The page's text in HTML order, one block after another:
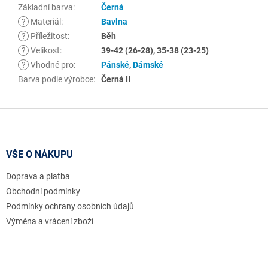
Základní barva:
Černá
?
Materiál :
Bavlna
?
Příležitost:
Běh
? Velikost:
39-42 (26-28), 35-38 (23-25)
? Vhodné pro: Pánské,Dámské
Barva podle výrobce: Černá II
VŠE O NÁKUPU
Doprava a platba
Obchodní podmínky
Podmínky ochrany osobních údajů
Výměna a vrácení zboží